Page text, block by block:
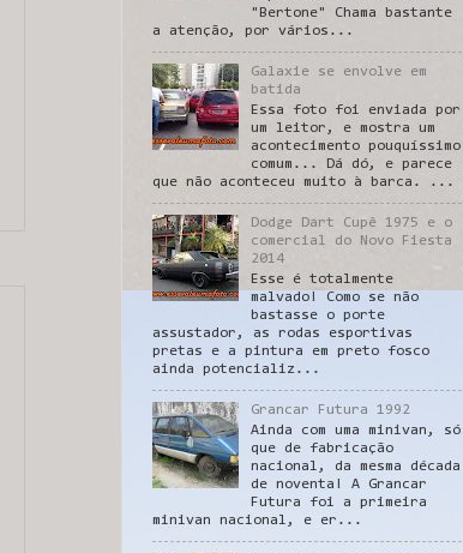
"Bertone" Chama bastante
a atenção, por vários...
Galaxie se envolve em
batida
Essa foto foi enviada por
um leitor, e mostra um
acontecimento pouquíssimo
comum... Dá dó, e parece
que não aconteceu muito à barca. ...
Dodge Dart Cupê 1975 e o
comercial do Novo Fiesta
2014
Esse é totalmente
malvado! Como se não
bastasse o porte
assustador, as rodas esportivas
pretas e a pintura em preto fosco
ainda potencializ...
Grancar Futura 1992
Ainda com uma minivan, só
que de fabricação
nacional, da mesma década
de noventa! A Grancar
Futura foi a primeira
minivan nacional, e er...